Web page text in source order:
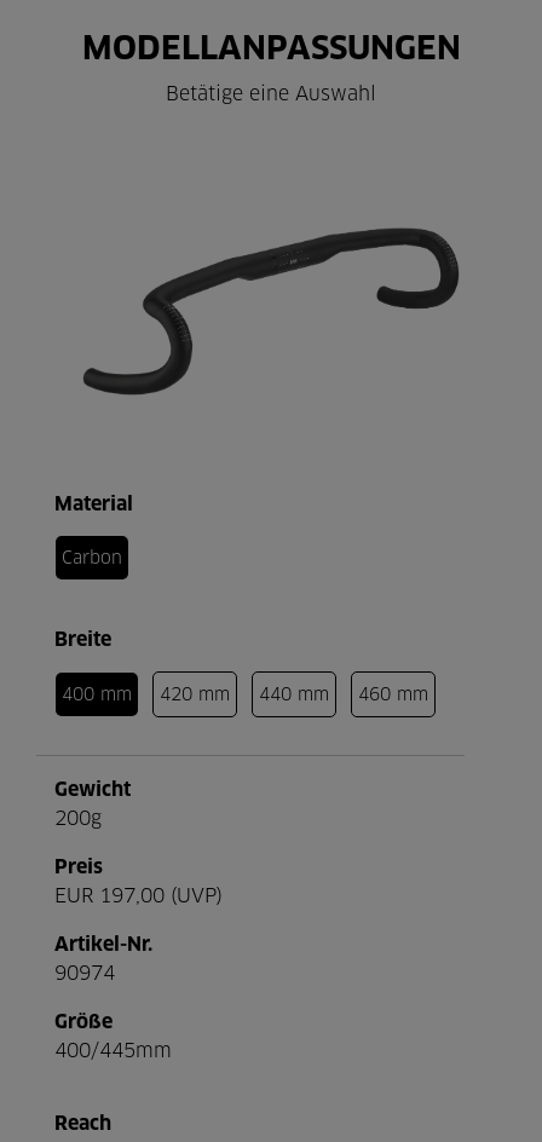
MODELLANPASSUNGEN
Betätige eine Auswahl
Material
Carbon
Breite
400 mm 420 mm 440 mm 460 mm
Gewicht
200g
Preis
EUR 197,00 (UVP)
Artikel-Nr.
90974
Größe
400/445mm
Reach